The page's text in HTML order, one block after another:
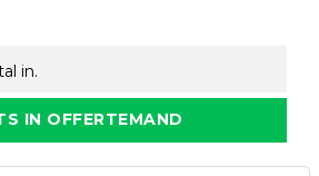
in.
IN OFFERTEMAND